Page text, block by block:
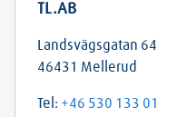
TL.AB
Landsvägsgatan 64
46431 Mellerud
Tel: +46 530 133 01